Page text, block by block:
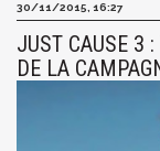
30/11/2015, 16:27
JUST CAUSE 3
DE LA